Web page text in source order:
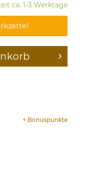
ca. 1-3 Werktage
+ Bonuspunkte